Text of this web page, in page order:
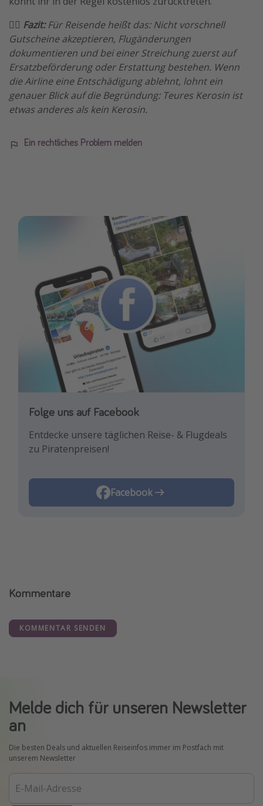
🏴‍☠️ Fazit:Für Reisende heißt das: Nicht vorschnell
Gutscheine akzeptieren, Flugänderungen
dokumentieren und bei einer Streichung zuerst auf
Ersatzbeförderung oder Erstattung bestehen. Wenn
die Airline eine Entschädigung ablehnt, lohnt ein
genauer Blick auf die Begründung: Teures Kerosin ist
etwas anderes als kein Kerosin.
Ein rechtliches Problem melden
Folge uns auf Facebook
Entdecke unsere täglichen Reise- & Flugdeals
zu Piratenpreisen!
Facebook
Kommentare
KOMMENTAR SENDEN
Melde dich für unseren Newsletter
an
Die besten Deals und aktuellen Reiseinfos immer im Postfach mit
unserem Newsletter